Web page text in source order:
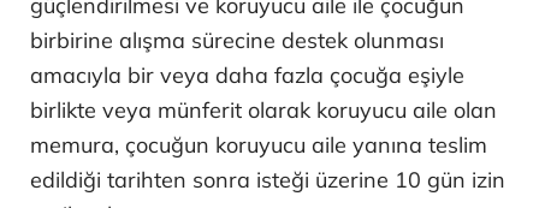
güçlendirilmesi ve koruyucu aile ile çocuğun
birbirine alışma sürecine destek olunması
amacıyla bir veya daha fazla çocuğa eşiyle
birlikte veya münferit olarak koruyucu aile olan
memura, çocuğun koruyucu aile yanına teslim
edildiği tarihten sonra isteği üzerine 10 gün izin